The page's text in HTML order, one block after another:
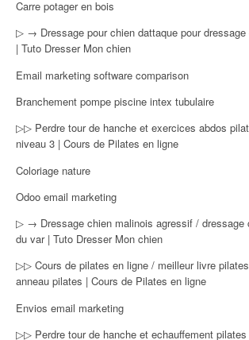
Carre potager en bois
▷ → Dressage pour chien dattaque pour
| Tuto Dresser Mon chien
Email marketing software comparison
Branchement pompe piscine intex tubulaire
▷▷ Perdre tour de hanche et exercices abdos
niveau 3 | Cours de Pilates en ligne
Coloriage nature
Odoo email marketing
▷ → Dressage chien malinois agressif / dressage
du var | Tuto Dresser Mon chien
▷▷ Cours de pilates en ligne / meilleur livre
anneau pilates | Cours de Pilates en ligne
Envios email marketing
▷▷ Perdre tour de hanche et echauffement